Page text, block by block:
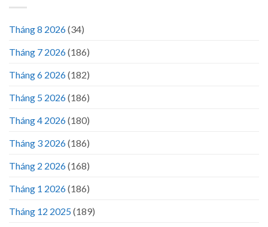
Tháng 8 2026(34)
Tháng 7 2026(186)
Tháng 6 2026(182)
Tháng 5 2026(186)
Tháng 4 2026(180)
Tháng 3 2026(186)
Tháng 2 2026(168)
Tháng 1 2026(186)
Tháng 12 2025(189)